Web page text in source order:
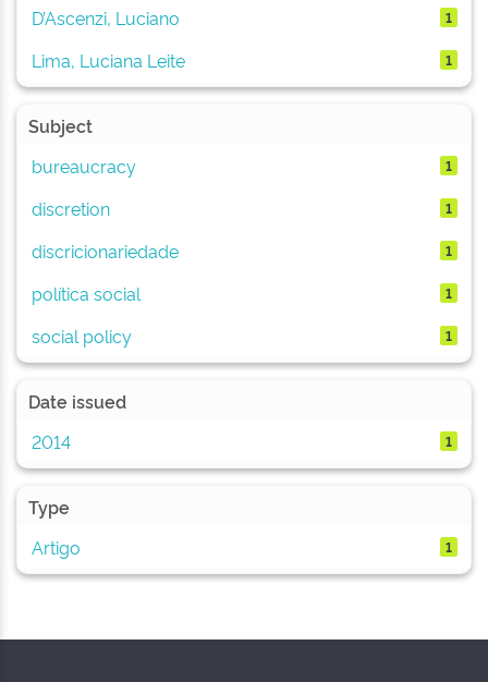
D’Ascenzi, Luciano
1
Lima, Luciana Leite 1
Subject
bureaucracy
1
discretion 1
discricionariedade 1
política social 1
social policy 1
Date issued
2014
1
Type
Artigo
1